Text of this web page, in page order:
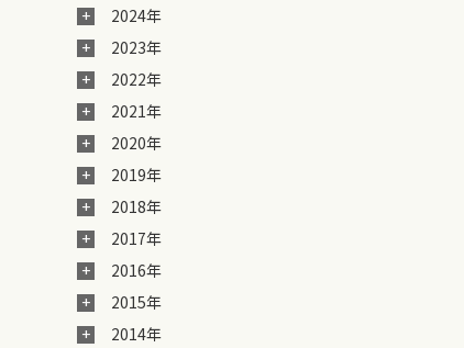
2024年
2023年
2022年
2021年
2020年
2019年
2018年
2017年
2016年
2015年
2014年